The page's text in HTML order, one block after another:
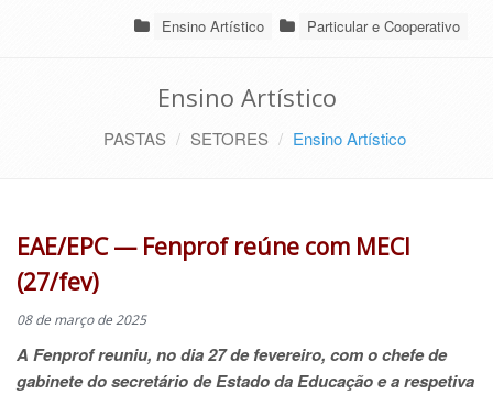
Ensino Artístico Particular e Cooperativo
Ensino Artístico
PASTAS SETORES Ensino Artístico
EAE/EPC — Fenprof reúne com MECI
(27/fev)
08 de março de 2025
A Fenprof reuniu, no dia 27 de fevereiro, com o chefe de
gabinete do secretário de Estado da Educação e a respetiva